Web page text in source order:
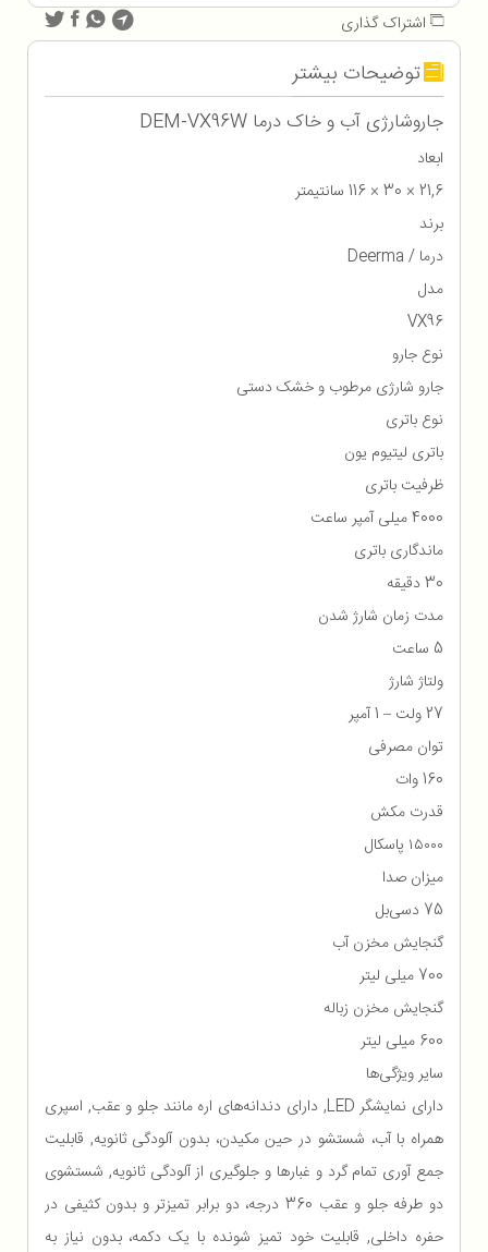
اشتراک گذاری
توضیحات بیشتر
جاروشارژی آب و خاک درما DEM-VX96W
ابعاد
21,6 × 30 × 116 سانتیمتر
برند
درما / Deerma
مدل
VX96
نوع جارو
جارو شارژی مرطوب و خشک دستی
نوع باتری
باتری لیتیوم یون
ظرفیت باتری
4000 میلی آمپر ساعت
ماندگاری باتری
30 دقیقه
مدت زمان شارژ شدن
5 ساعت
ولتاژ شارژ
27 ولت – 1 آمپر
توان مصرفی
160 وات
قدرت مکش
۱۵۰۰۰ پاسکال
میزان صدا
75 دسی‌بل
گنجایش مخزن آب
700 میلی لیتر
گنجایش مخزن زباله
600 میلی لیتر
سایر ویژگی‌ها
دارای نمایشگر LED, دارای دندانه‌های اره‌ مانند جلو و عقب, اسپری
همراه با آب، شستشو در حین مکیدن، بدون آلودگی ثانویه, قابلیت
جمع آوری تمام گرد و غبارها و جلوگیری از آلودگی ثانویه, شستشوی
دو طرفه جلو و عقب 360 درجه، دو برابر تمیزتر و بدون کثیفی در
حفره داخلی, قابلیت خود تمیز شونده با یک دکمه، بدون نیاز به